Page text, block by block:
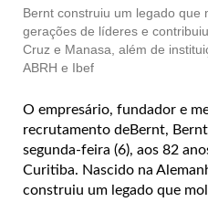
Bernt construiu um legado que
gerações de líderes e
Cruz e Manasa, além de
ABRH e Ibef
O empresário, fundador e
recrutamento deBernt,
segunda-feira (6), aos 82
Curitiba. Nascido na
construiu um legado que